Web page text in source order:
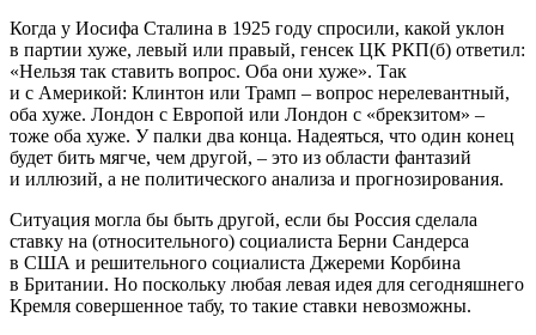
Когда у Иосифа Сталина в 1925 году спросили, какой уклон
в партии хуже, левый или правый, генсек ЦК РКП(б) ответил:
«Нельзя так ставить вопрос. Оба они хуже». Так
и с Америкой: Клинтон или Трамп – вопрос нерелевантный,
оба хуже. Лондон с Европой или Лондон с «брекзитом» –
тоже оба хуже. У палки два конца. Надеяться, что один конец
будет бить мягче, чем другой, – это из области фантазий
и иллюзий, а не политического анализа и прогнозирования.
Ситуация могла бы быть другой, если бы Россия сделала
ставку на (относительного) социалиста Берни Сандерса
в США и решительного социалиста Джереми Корбина
в Британии. Но поскольку любая левая идея для сегодняшнего
Кремля совершенное табу, то такие ставки невозможны.